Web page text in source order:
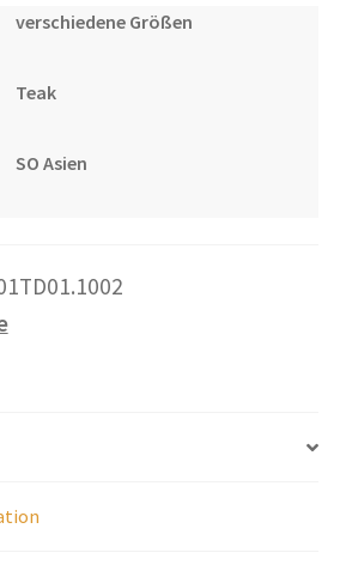
verschiedene Größen
Teak
SO Asien